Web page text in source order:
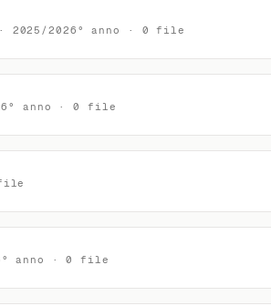
2025/2026° anno · 0 file
anno · 0 file
file
anno · 0 file